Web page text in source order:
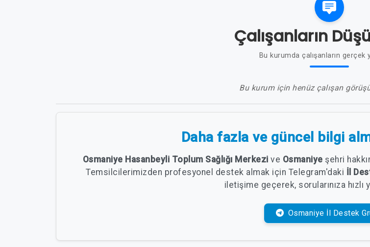
Çalışanların
Bu kurumda çalışanların gerçek
Bu kurum için henüz çalışan
Daha fazla ve güncel bilgi
Osmaniye Hasanbeyli Toplum Sağlığı Merkezi ve Osmaniye şehri
Temsilcilerimizden profesyonel destek almak için Telegram'daki İl
iletişime geçerek, sorularınıza hızlı
Osmaniye İl Destek